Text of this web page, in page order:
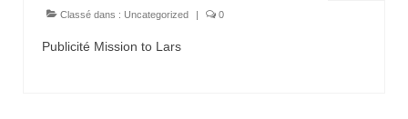
Classé dans : Uncategorized | 0
Publicité Mission to Lars